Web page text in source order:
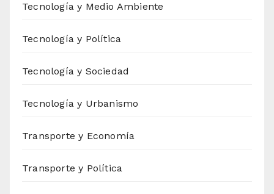
Tecnología y Medio Ambiente
Tecnología y Política
Tecnología y Sociedad
Tecnología y Urbanismo
Transporte y Economía
Transporte y Política